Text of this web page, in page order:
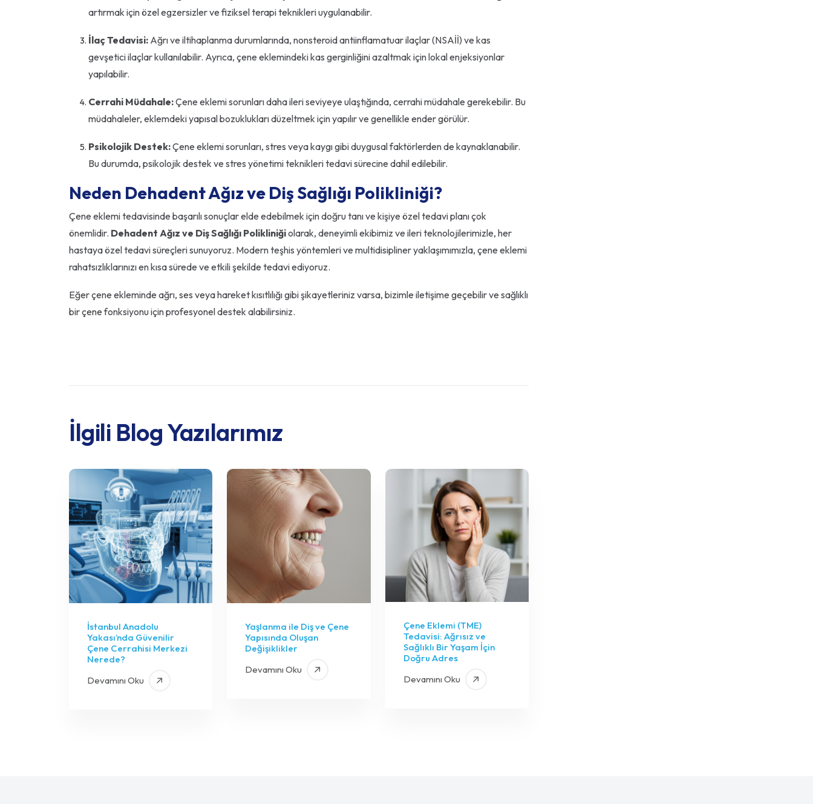
artırmak için özel egzersizler ve fiziksel terapi teknikleri uygulanabilir.
İlaç Tedavisi: Ağrı ve iltihaplanma durumlarında, nonsteroid antiinflamatuar ilaçlar (NSAİİ) ve kas
gevşetici ilaçlar kullanılabilir. Ayrıca, çene eklemindeki kas gerginliğini azaltmak için lokal enjeksiyonlar
yapılabilir.
Cerrahi Müdahale:Çene eklemi sorunları daha ileri seviyeye ulaştığında, cerrahi müdahale gerekebilir. Bu
müdahaleler, eklemdeki yapısal bozuklukları düzeltmek için yapılır ve genellikle ender görülür.
Psikolojik Destek:Çene eklemi sorunları, stres veya kaygı gibi duygusal faktörlerden de kaynaklanabilir.
Bu durumda, psikolojik destek ve stres yönetimi teknikleri tedavi sürecine dahil edilebilir.
Neden Dehadent Ağız ve Diş Sağlığı Polikliniği?
Çene eklemi tedavisinde başarılı sonuçlar elde edebilmek için doğru tanı ve kişiye özel tedavi planı çok
önemlidir. Dehadent Ağız ve Diş Sağlığı Polikliniğiolarak, deneyimli ekibimiz ve ileri teknolojilerimizle, her
hastaya özel tedavi süreçleri sunuyoruz. Modern teşhis yöntemleri ve multidisipliner yaklaşımımızla, çene eklemi
rahatsızlıklarınızı en kısa sürede ve etkili şekilde tedavi ediyoruz.
Eğer çene ekleminde ağrı, ses veya hareket kısıtlılığı gibi şikayetleriniz varsa, bizimle iletişime geçebilir ve sağlıklı
bir çene fonksiyonu için profesyonel destek alabilirsiniz.
İlgili Blog Yazılarımız
İstanbul Anadolu
Yakası’nda Güvenilir
Çene Cerrahisi Merkezi
Nerede?
Devamını Oku
Yaşlanma ile Diş ve Çene
Yapısında Oluşan
Değişiklikler
Devamını Oku
Çene Eklemi (TME)
Tedavisi: Ağrısız ve
Sağlıklı Bir Yaşam İçin
Doğru Adres
Devamını Oku